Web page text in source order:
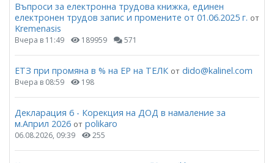
Въпроси за електронна трудова книжка, единен
електронен трудов запис и промените от 01.06.2025 г. от
Kremenasis
Вчера в 11:49 189959 571
ЕТЗ при промяна в % на ЕР на ТЕЛК от dido@kalinel.com
Вчера в 08:59 198
Декларация 6 - Корекция на ДОД в намаление за
м.Април 2026 от polikaro
06.08.2026, 09:39 255